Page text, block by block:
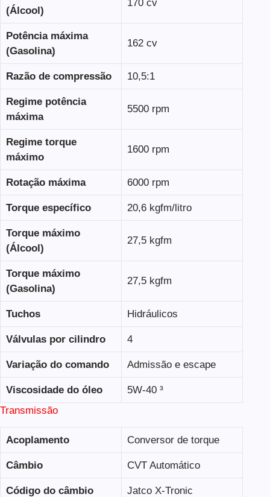
(Álcool)
170 cv
Potência máxima
(Gasolina)
162 cv
Razão de compressão 10,5:1
Regime potência
máxima
5500 rpm
Regime torque
máximo
1600 rpm
Rotação máxima 6000 rpm
Torque específico 20,6 kgfm/litro
Torque máximo
(Álcool)
27,5 kgfm
Torque máximo
(Gasolina)
27,5 kgfm
Tuchos Hidráulicos
Válvulas por cilindro 4
Variação do comando Admissão e escape
Viscosidade do óleo
5W-40 ³
Transmissão
Acoplamento Conversor de torque
Câmbio CVT Automático
Código do câmbio Jatco X-Tronic